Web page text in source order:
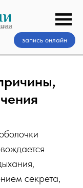
запись онлайн
секрета,